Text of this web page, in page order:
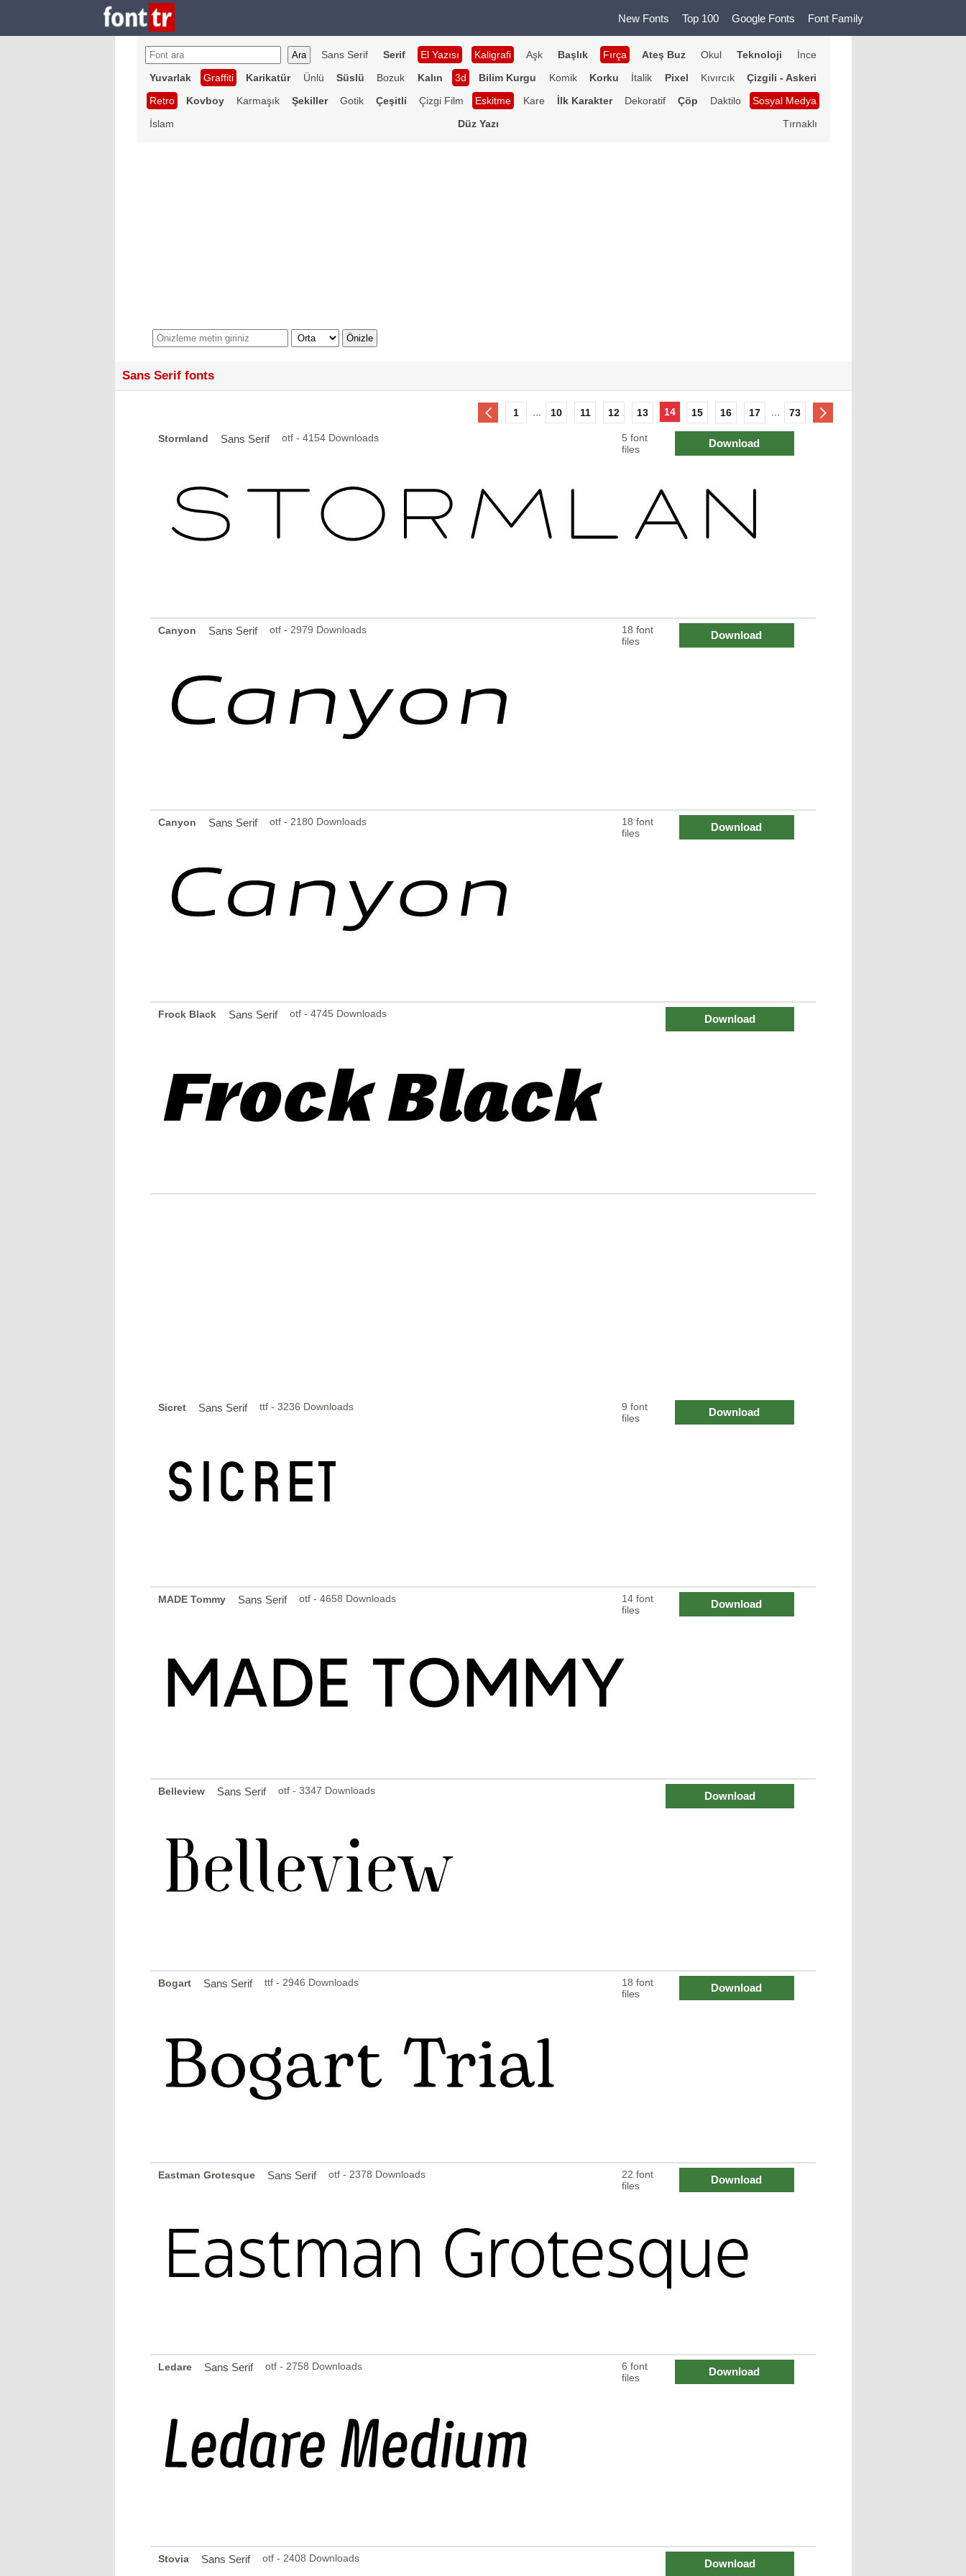
New Fonts Top 100 Google Fonts Font Family
Sans Serif Serif El Yazısı Kaligrafi Aşk Başlık Fırça Ateş Buz Okul Teknoloji
İnce
Yuvarlak
Graffiti Karikatür Ünlü Süslü Bozuk Kalın 3d Bilim Kurgu Komik Korku İtalik Pixel Kıvırcık
Çizgili - Askeri
Retro
Kovboy Karmaşık Şekiller Gotik Çeşitli Çizgi Film Eskitme Kare İlk Karakter Dekoratif Çöp Daktilo
Sosyal Medya
İslam
Düz Yazı Tırnaklı
Sans Serif fonts
1 10 11 12 13 14 15 16 17 73
Stormland Sans Serif otf - 4154 Downloads
5 font
files
Download
Canyon Sans Serif otf - 2979 Downloads
18 font
files
Download
Canyon Sans Serif otf - 2180 Downloads
18 font
files
Download
Frock Black Sans Serif otf - 4745 Downloads Download
Sicret Sans Serif ttf - 3236 Downloads
9 font
files
Download
MADE Tommy Sans Serif otf - 4658 Downloads
14 font
files
Download
Belleview Sans Serif otf - 3347 Downloads Download
Bogart Sans Serif ttf - 2946 Downloads
18 font
files
Download
Eastman Grotesque Sans Serif otf - 2378 Downloads
22 font
files
Download
Ledare Sans Serif otf - 2758 Downloads
6 font
files
Download
Stovia Sans Serif otf - 2408 Downloads Download